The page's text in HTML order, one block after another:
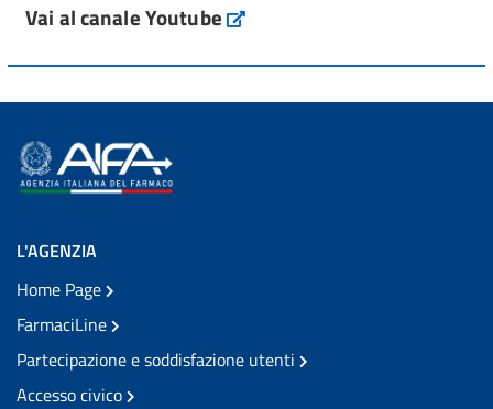
Vai al canale Youtube
L'AGENZIA
Home Page
FarmaciLine
Partecipazione e soddisfazione utenti
Accesso civico